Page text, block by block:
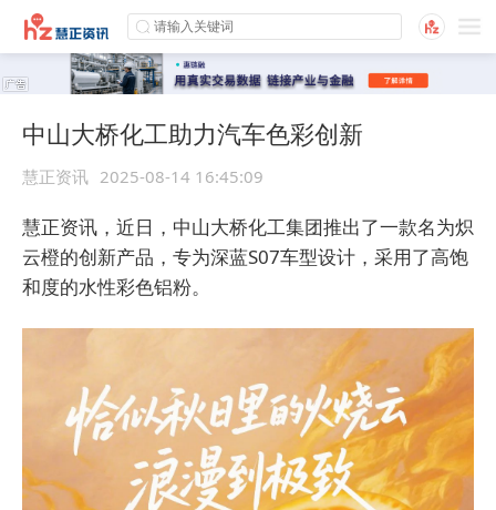
中山大桥化工助力汽车色彩创新
慧正资讯 2025-08-14 16:45:09
慧正资讯，近日，中山大桥化工集团推出了一款名为炽
云橙的创新产品，专为深蓝S07车型设计，采用了高饱
和度的水性彩色铝粉。